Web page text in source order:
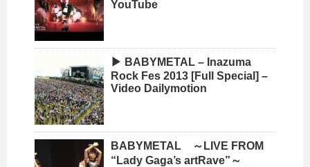
YouTube
▶ BABYMETAL – Inazuma
Rock Fes 2013 [Full Special] –
Video Dailymotion
BABYMETAL ～LIVE FROM
“Lady Gaga’s artRave”～